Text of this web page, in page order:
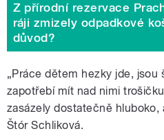
Z přírodní rezervace
ráji zmizely odpadkové
důvod?
„Práce dětem hezky jde, jsou
zapotřebí mít nad nimi
zasázely dostatečně hluboko,
Štór Schliková.